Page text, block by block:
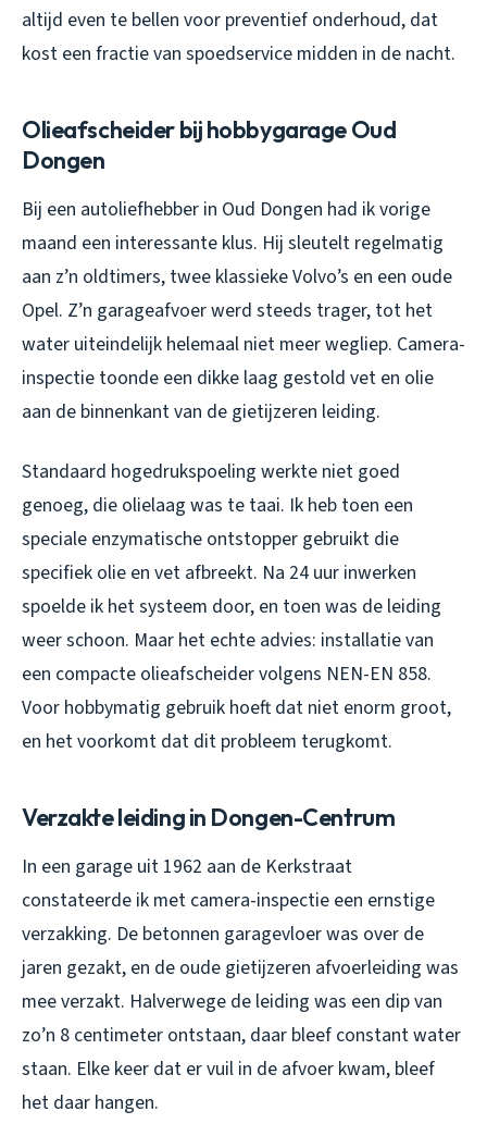
altijd even te bellen voor preventief onderhoud, dat
kost een fractie van spoedservice midden in de nacht.
Olieafscheider bij hobbygarage Oud
Dongen
Bij een autoliefhebber in Oud Dongen had ik vorige
maand een interessante klus. Hij sleutelt regelmatig
aan z’n oldtimers, twee klassieke Volvo’s en een oude
Opel. Z’n garageafvoer werd steeds trager, tot het
water uiteindelijk helemaal niet meer wegliep. Camera-
inspectie toonde een dikke laag gestold vet en olie
aan de binnenkant van de gietijzeren leiding.
Standaard hogedrukspoeling werkte niet goed
genoeg, die olielaag was te taai. Ik heb toen een
speciale enzymatische ontstopper gebruikt die
specifiek olie en vet afbreekt. Na 24 uur inwerken
spoelde ik het systeem door, en toen was de leiding
weer schoon. Maar het echte advies: installatie van
een compacte olieafscheider volgens NEN-EN 858.
Voor hobbymatig gebruik hoeft dat niet enorm groot,
en het voorkomt dat dit probleem terugkomt.
Verzakte leiding in Dongen-Centrum
In een garage uit 1962 aan de Kerkstraat
constateerde ik met camera-inspectie een ernstige
verzakking. De betonnen garagevloer was over de
jaren gezakt, en de oude gietijzeren afvoerleiding was
mee verzakt. Halverwege de leiding was een dip van
zo’n 8 centimeter ontstaan, daar bleef constant water
staan. Elke keer dat er vuil in de afvoer kwam, bleef
het daar hangen.